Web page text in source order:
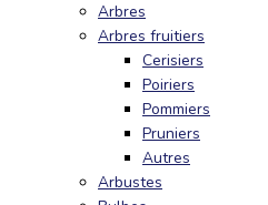
Arbres
Arbres fruitiers
Cerisiers
Poiriers
Pommiers
Pruniers
Autres
Arbustes